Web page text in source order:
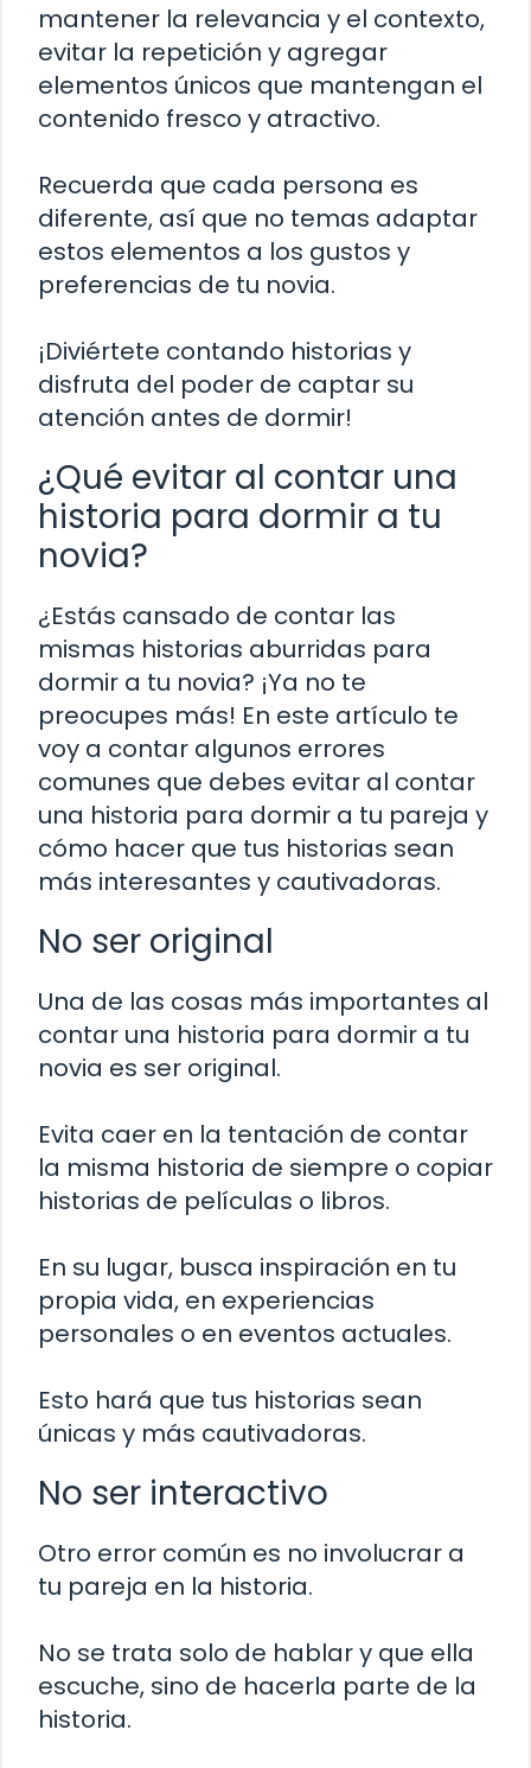
mantener la relevancia y el contexto,
evitar la repetición y agregar
elementos únicos que mantengan el
contenido fresco y atractivo.
Recuerda que cada persona es
diferente, así que no temas adaptar
estos elementos a los gustos y
preferencias de tu novia.
¡Diviértete contando historias y
disfruta del poder de captar su
atención antes de dormir!
¿Qué evitar al contar una
historia para dormir a tu
novia?
¿Estás cansado de contar las
mismas historias aburridas para
dormir a tu novia? ¡Ya no te
preocupes más! En este artículo te
voy a contar algunos errores
comunes que debes evitar al contar
una historia para dormir a tu pareja y
cómo hacer que tus historias sean
más interesantes y cautivadoras.
No ser original
Una de las cosas más importantes al
contar una historia para dormir a tu
novia es ser original.
Evita caer en la tentación de contar
la misma historia de siempre o copiar
historias de películas o libros.
En su lugar, busca inspiración en tu
propia vida, en experiencias
personales o en eventos actuales.
Esto hará que tus historias sean
únicas y más cautivadoras.
No ser interactivo
Otro error común es no involucrar a
tu pareja en la historia.
No se trata solo de hablar y que ella
escuche, sino de hacerla parte de la
historia.